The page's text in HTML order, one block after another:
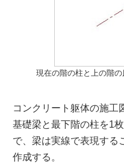
現在の階の柱と上の階の
コンクリート躯体の施工
基礎梁と最下階の柱を1
で、梁は実線で表現する
作成する。